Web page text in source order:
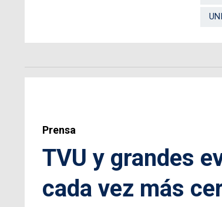
Prensa
TVU y grandes
cada vez más